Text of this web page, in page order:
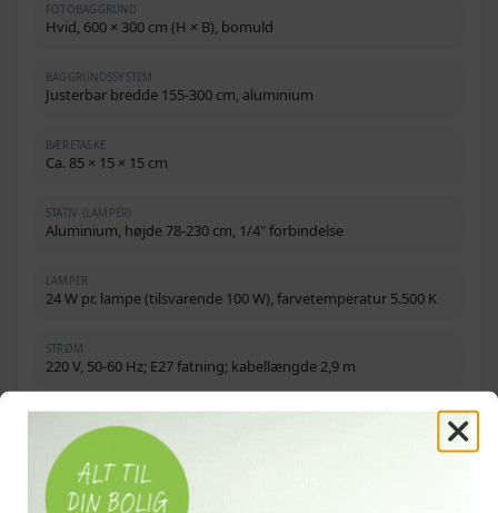
FOTOBAGGRUND
Hvid, 600 × 300 cm (H × B), bomuld
BAGGRUNDSSYSTEM
Justerbar bredde 155-300 cm, aluminium
BÆRETASKE
Ca. 85 × 15 × 15 cm
STATIV (LAMPER)
Aluminium, højde 78-230 cm, 1/4" forbindelse
LAMPER
24 W pr. lampe (tilsvarende 100 W), farvetemperatur 5.500 K
STRØM
220 V, 50-60 Hz; E27 fatning; kabellængde 2,9 m
LAMPENS LEVETID
5.000 timer
STIKTYPE
Europæisk